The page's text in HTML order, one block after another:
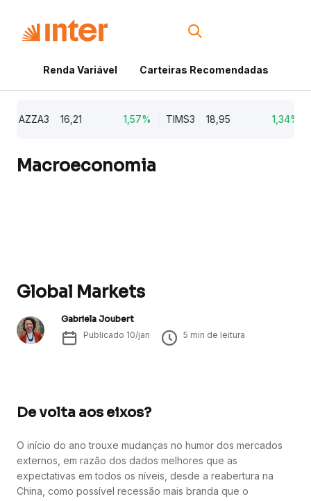
Renda Variável Carteiras Recomendadas
AZZA3 16,21 1,57% TIMS3 18,95 1,34%
Macroeconomia
Global Markets
Gabriela Joubert
Publicado 10/jan 5 min de leitura
De volta aos eixos?
O início do ano trouxe mudanças no humor dos mercados
externos, em razão dos dados melhores que as
expectativas em todos os níveis, desde a reabertura na
China, como possível recessão mais branda que o